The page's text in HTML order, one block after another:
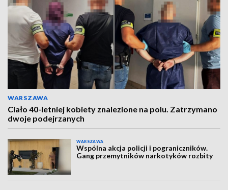
WARSZAWA
Ciało 40-letniej kobiety znalezione na polu. Zatrzymano
dwoje podejrzanych
WARSZAWA
Wspólna akcja policji i pograniczników.
Gang przemytników narkotyków rozbity